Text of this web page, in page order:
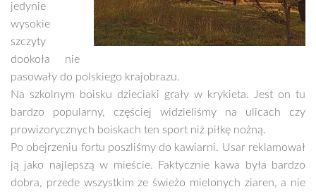
jedynie
wysokie
szczyty
dookoła nie
pasowały do polskiego krajobrazu.
Na szkolnym boisku dzieciaki grały w krykieta. Jest on tu
bardzo popularny, częściej widzieliśmy na ulicach czy
prowizorycznych boiskach ten sport niż piłkę nożną.
Po obejrzeniu fortu poszliśmy do kawiarni. Usar reklamował
ją jako najlepszą w mieście. Faktycznie kawa była bardzo
dobra, przede wszystkim ze świeżo mielonych ziaren, a nie